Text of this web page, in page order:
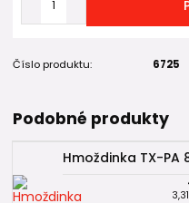
Číslo produktu: 6725
Podobné produkty
Hmoždinka TX-PA